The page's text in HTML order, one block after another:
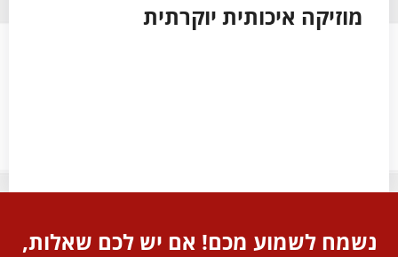
מוזיקה איכותית יוקרתית
נשמח לשמוע מכם! אם יש לכם שאלות,